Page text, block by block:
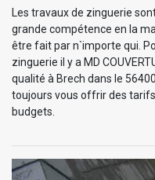
Les travaux de zinguerie
grande compétence en la
être fait par n`importe qui.
zinguerie il y a MD
qualité à Brech dans le
toujours vous offrir des
budgets.